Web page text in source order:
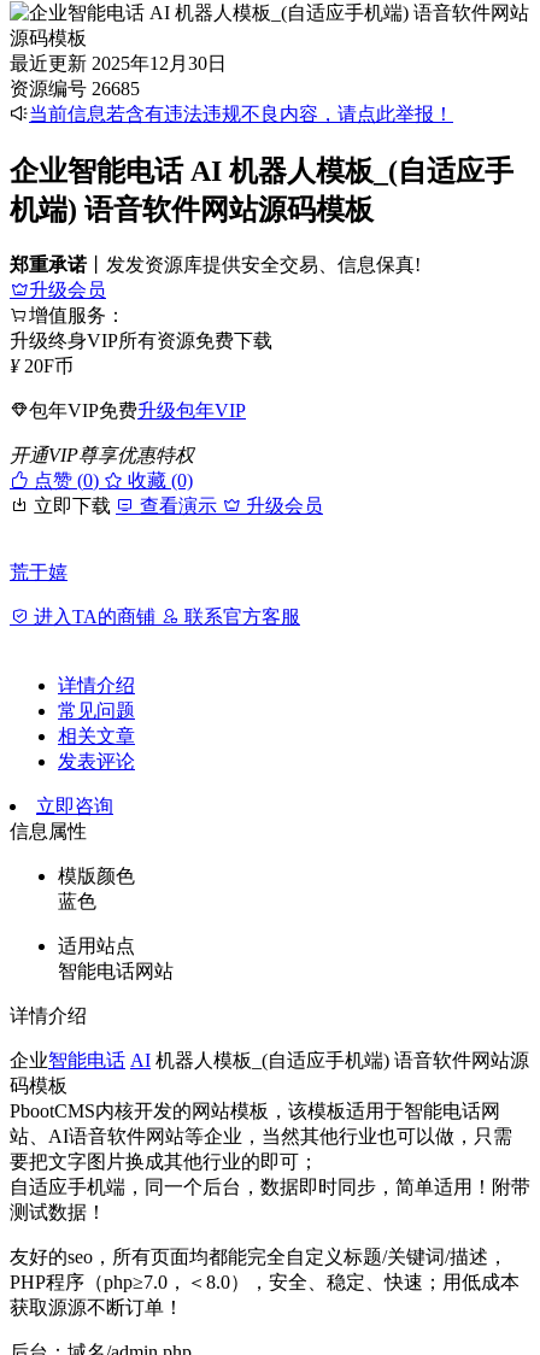
最近更新 2025年12月30日
资源编号 26685
当前信息若含有违法违规不良内容，请点此举报！
企业智能电话 AI 机器人模板_(自适应手
机端) 语音软件网站源码模板
郑重承诺丨发发资源库提供安全交易、信息保真!
升级会员
增值服务：
升级终身VIP所有资源免费下载
¥ 20F币
包年VIP免费升级包年VIP
开通VIP尊享优惠特权
点赞 (0)
收藏 (0)
立即下载
查看演示 升级会员
荒于嬉
进入TA的商铺 联系官方客服
详情介绍
常见问题
相关文章
发表评论
立即咨询
信息属性
模版颜色
蓝色
适用站点
智能电话网站
详情介绍
企业智能电话 AI 机器人模板_(自适应手机端) 语音软件网站源
码模板
PbootCMS内核开发的网站模板，该模板适用于智能电话网
站、AI语音软件网站等企业，当然其他行业也可以做，只需
要把文字图片换成其他行业的即可；
自适应手机端，同一个后台，数据即时同步，简单适用！附带
测试数据！
友好的seo，所有页面均都能完全自定义标题/关键词/描述，
PHP程序（php≥7.0，＜8.0），安全、稳定、快速；用低成本
获取源源不断订单！